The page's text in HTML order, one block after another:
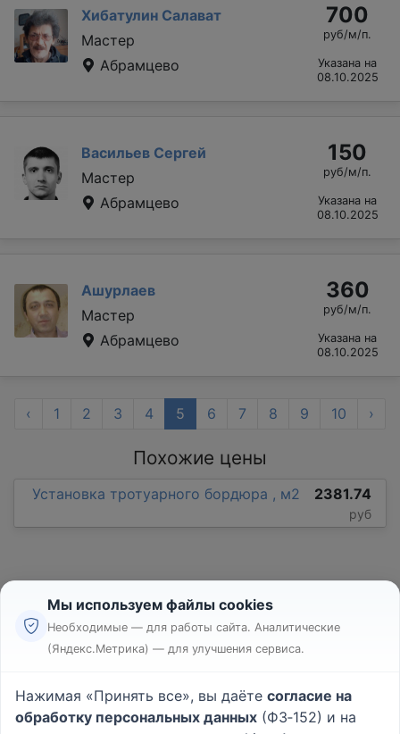
Хибатулин Салават
Мастер
Абрамцево
700
руб/м/п.
Указана на
08.10.2025
Васильев Сергей
Мастер
Абрамцево
150
руб/м/п.
Указана на
08.10.2025
Ашурлаев
Мастер
Абрамцево
360
руб/м/п.
Указана на
08.10.2025
‹ 1 2 3 4 5 6 7 8 9 10 ›
Похожие цены
Установка тротуарного бордюра , м2 2381.74
руб
Реклама
Пользовательское соглашение
Политика конфиденциальности
Мы используем файлы cookies
Необходимые — для работы сайта. Аналитические
(Яндекс.Метрика) — для улучшения сервиса.
Нажимая «Принять все», вы даёте согласие на
обработку персональных данных (ФЗ‑152) и на